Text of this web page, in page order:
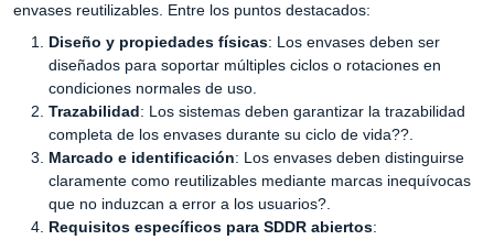
envases reutilizables. Entre los puntos destacados:
Diseño y propiedades físicas: Los envases deben ser
diseñados para soportar múltiples ciclos o rotaciones en
condiciones normales de uso.
Trazabilidad: Los sistemas deben garantizar la trazabilidad
completa de los envases durante su ciclo de vida??.
Marcado e identificación: Los envases deben distinguirse
claramente como reutilizables mediante marcas inequívocas
que no induzcan a error a los usuarios?.
Requisitos específicos para SDDR abiertos: